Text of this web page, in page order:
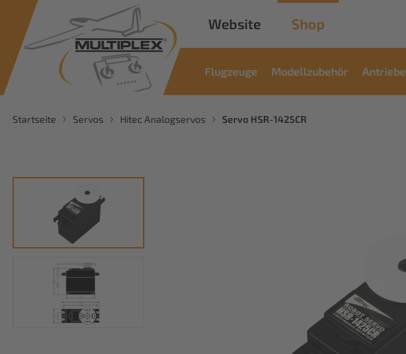
Website Shop
Flugzeuge Modellzubehör Antriebe
Startseite Servos Hitec Analogservos Servo HSR-1425CR